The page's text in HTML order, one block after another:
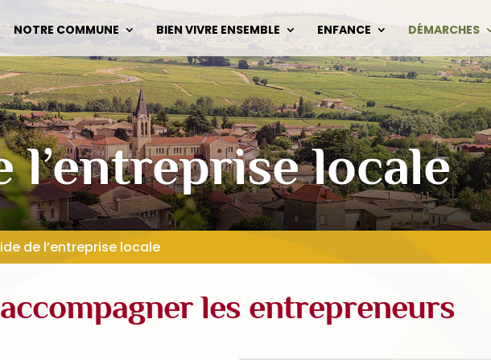
NOTRE COMMUNE BIEN VIVRE ENSEMBLE ENFANCE DÉMARCHES
l’entreprise locale
de l’entreprise locale
les entrepreneurs